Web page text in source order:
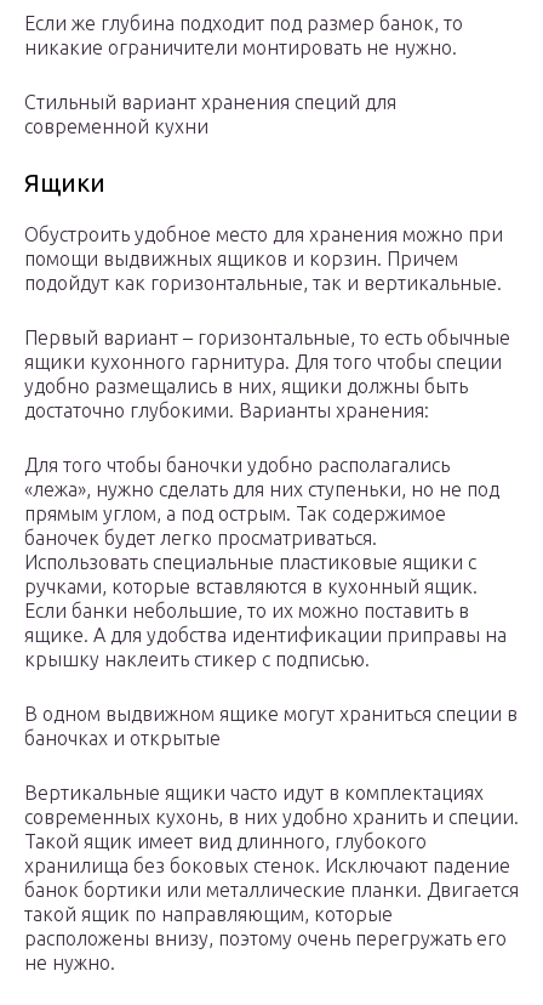
Если же глубина подходит под размер банок, то
никакие ограничители монтировать не нужно.
Стильный вариант хранения специй для
современной кухни
Ящики
Обустроить удобное место для хранения можно при
помощи выдвижных ящиков и корзин. Причем
подойдут как горизонтальные, так и вертикальные.
Первый вариант – горизонтальные, то есть обычные
ящики кухонного гарнитура. Для того чтобы специи
удобно размещались в них, ящики должны быть
достаточно глубокими. Варианты хранения:
Для того чтобы баночки удобно располагались
«лежа», нужно сделать для них ступеньки, но не под
прямым углом, а под острым. Так содержимое
баночек будет легко просматриваться.
Использовать специальные пластиковые ящики с
ручками, которые вставляются в кухонный ящик.
Если банки небольшие, то их можно поставить в
ящике. А для удобства идентификации приправы на
крышку наклеить стикер с подписью.
В одном выдвижном ящике могут храниться специи в
баночках и открытые
Вертикальные ящики часто идут в комплектациях
современных кухонь, в них удобно хранить и специи.
Такой ящик имеет вид длинного, глубокого
хранилища без боковых стенок. Исключают падение
банок бортики или металлические планки. Двигается
такой ящик по направляющим, которые
расположены внизу, поэтому очень перегружать его
не нужно.